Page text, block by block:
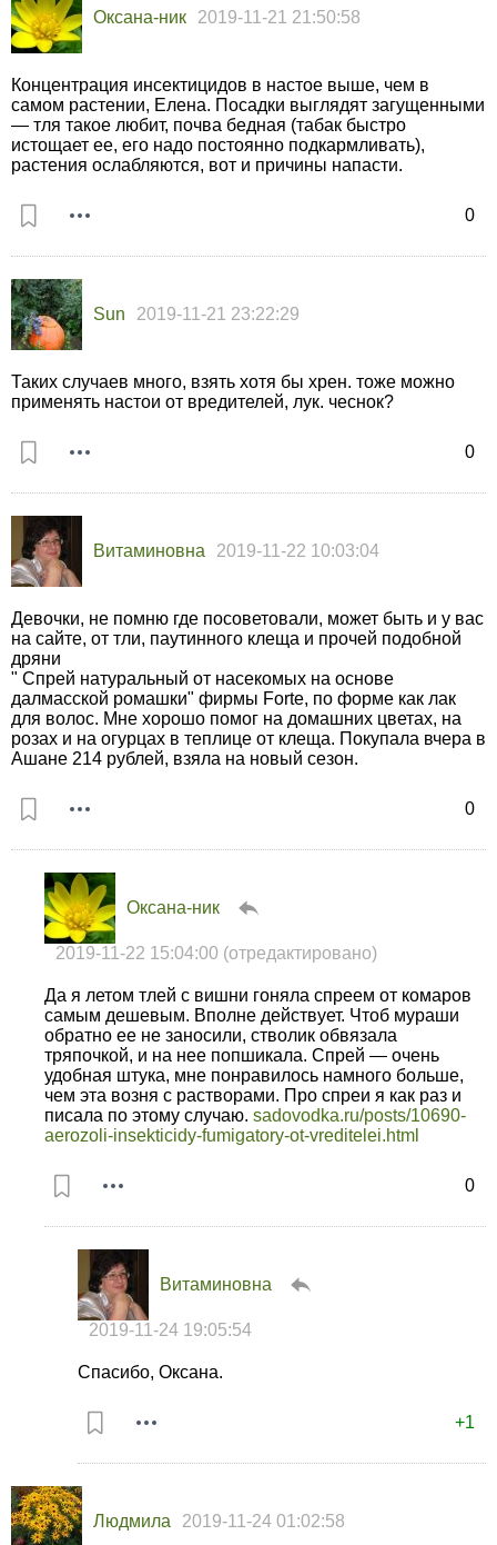
Оксана-ник 2019-11-21 21:50:58
0
Концентрация инсектицидов в настое выше, чем в
самом растении, Елена. Посадки выглядят загущенными
— тля такое любит, почва бедная (табак быстро
истощает ее, его надо постоянно подкармливать),
растения ослабляются, вот и причины напасти.
Sun 2019-11-21 23:22:29
0
Таких случаев много, взять хотя бы хрен. тоже можно
применять настои от вредителей, лук. чеснок?
Витаминовна 2019-11-22 10:03:04
0
Девочки, не помню где посоветовали, может быть и у вас
на сайте, от тли, паутинного клеща и прочей подобной
дряни
" Спрей натуральный от насекомых на основе
далмасской ромашки" фирмы Forte, по форме как лак
для волос. Мне хорошо помог на домашних цветах, на
розах и на огурцах в теплице от клеща. Покупала вчера в
Ашане 214 рублей, взяла на новый сезон.
Оксана-ник
2019-11-22 15:04:00 (отредактировано)
0
Да я летом тлей с вишни гоняла спреем от комаров
самым дешевым. Вполне действует. Чтоб мураши
обратно ее не заносили, стволик обвязала
тряпочкой, и на нее попшикала. Спрей — очень
удобная штука, мне понравилось намного больше,
чем эта возня с растворами. Про спреи я как раз и
писала по этому случаю. sadovodka.ru/posts/10690-
aerozoli-insekticidy-fumigatory-ot-vreditelei.html
Витаминовна
2019-11-24 19:05:54
+1
Спасибо, Оксана.
Людмила 2019-11-24 01:02:58